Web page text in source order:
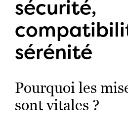
sécurité,
sérénité
Pourquoi les
sont vitales ?